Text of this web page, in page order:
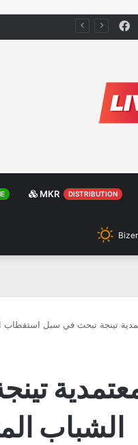
MKR DISTRIBUTION
تينجة تبحث في سبل استقطاب
الشباب